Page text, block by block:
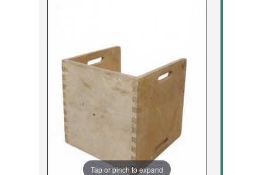
Tap or pinch to expand